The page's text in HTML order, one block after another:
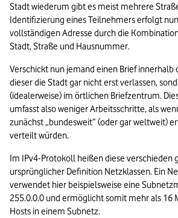
Stadt wiederum gibt es meist mehrere
Identifizierung eines Teilnehmers erfolgt
vollständigen Adresse durch die
Stadt, Straße und Hausnummer.
Verschickt nun jemand einen Brief innerhalb
dieser die Stadt gar nicht erst verlassen,
(idealerweise) im örtlichen Briefzentrum.
umfasst also weniger Arbeitsschritte, als
zunächst „bundesweit” (oder gar weltweit)
verteilt würden.
Im IPv4-Protokoll heißen diese verschieden
ursprünglicher Definition Netzklassen. Ein
verwendet hier beispielsweise eine
255.0.0.0 und ermöglicht somit mehr als 16
Hosts in einem Subnetz.